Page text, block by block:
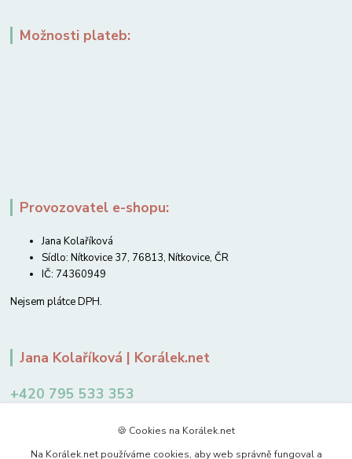
Možnosti plateb:
Provozovatel e-shopu:
Jana Kolaříková
Sídlo: Nítkovice 37, 76813, Nítkovice, ČR
IČ: 74360949
Nejsem plátce DPH.
Jana Kolaříková | Korálek.net
+420 795 533 353
jkolarikova@koralek.net
🍪 Cookies na Korálek.net
Na Korálek.net používáme cookies, aby web správně fungoval a